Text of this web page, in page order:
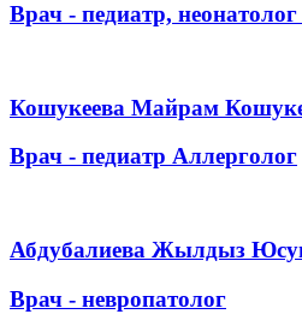
Врач - педиатр,
Кошукеева Майрам
Врач - педиатр Аллерголог
Абдубалиева Жылдыз
Врач - невропатолог